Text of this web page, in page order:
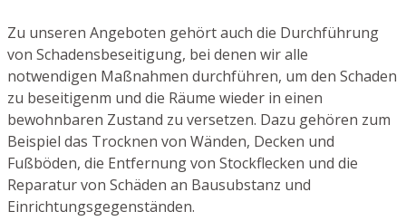
Zu unseren Angeboten gehört auch die Durchführung
von Schadensbeseitigung, bei denen wir alle
notwendigen Maßnahmen durchführen, um den Schaden
zu beseitigenm und die Räume wieder in einen
bewohnbaren Zustand zu versetzen. Dazu gehören zum
Beispiel das Trocknen von Wänden, Decken und
Fußböden, die Entfernung von Stockflecken und die
Reparatur von Schäden an Bausubstanz und
Einrichtungsgegenständen.